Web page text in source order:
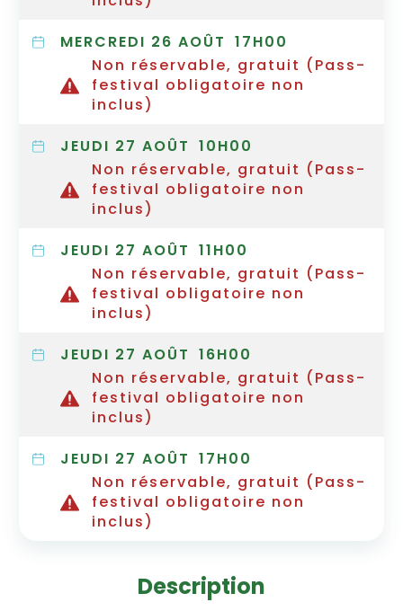
MERCREDI 26 AOÛT 17H00
Non réservable, gratuit (Pass-
festival obligatoire non
inclus)
JEUDI 27 AOÛT 10H00
Non réservable, gratuit (Pass-
festival obligatoire non
inclus)
JEUDI 27 AOÛT 11H00
Non réservable, gratuit (Pass-
festival obligatoire non
inclus)
JEUDI 27 AOÛT 16H00
Non réservable, gratuit (Pass-
festival obligatoire non
inclus)
JEUDI 27 AOÛT 17H00
Non réservable, gratuit (Pass-
festival obligatoire non
inclus)
Description